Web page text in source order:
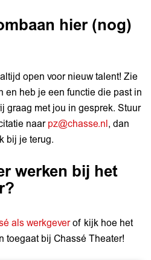
hier (nog)
open voor nieuw talent! Zie
en heb je een functie die past in
graag met jou in gesprek. Stuur
naar pz@chasse.nl, dan
bij je terug.
werken bij het
als werkgeverof kijk hoe het
toegaat bij Chassé Theater!